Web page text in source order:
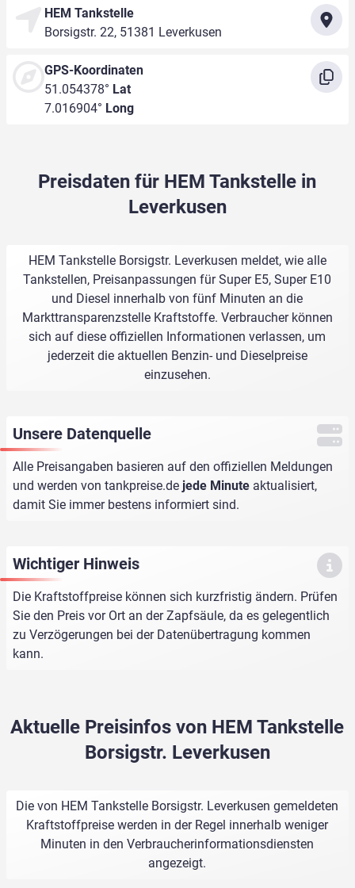
HEM Tankstelle
Borsigstr. 22, 51381 Leverkusen
GPS-Koordinaten
51.054378° Lat
7.016904° Long
Preisdaten für HEM Tankstelle in
Leverkusen
HEM Tankstelle Borsigstr. Leverkusen meldet, wie alle
Tankstellen, Preisanpassungen für Super E5, Super E10
und Diesel innerhalb von fünf Minuten an die
Markttransparenzstelle Kraftstoffe. Verbraucher können
sich auf diese offiziellen Informationen verlassen, um
jederzeit die aktuellen Benzin- und Dieselpreise
einzusehen.
Unsere Datenquelle
Alle Preisangaben basieren auf den offiziellen Meldungen
und werden von tankpreise.de jede Minute aktualisiert,
damit Sie immer bestens informiert sind.
Wichtiger Hinweis
Die Kraftstoffpreise können sich kurzfristig ändern. Prüfen
Sie den Preis vor Ort an der Zapfsäule, da es gelegentlich
zu Verzögerungen bei der Datenübertragung kommen
kann.
Aktuelle Preisinfos von HEM Tankstelle
Borsigstr. Leverkusen
Die von HEM Tankstelle Borsigstr. Leverkusen gemeldeten
Kraftstoffpreise werden in der Regel innerhalb weniger
Minuten in den Verbraucherinformationsdiensten
angezeigt.